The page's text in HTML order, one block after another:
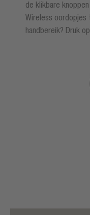
de klikbare
Wireless oordopjes
handbereik? Druk